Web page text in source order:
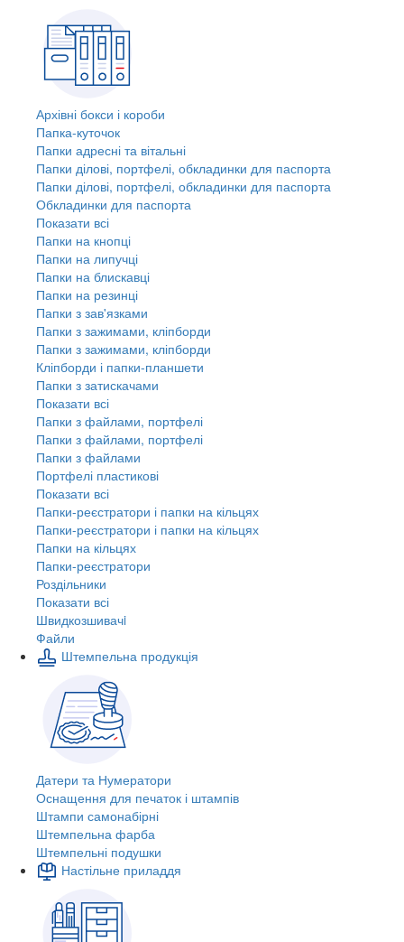
Архівні бокси і короби
Папка-куточок
Папки адресні та вітальні
Папки ділові, портфелі, обкладинки для паспорта
Папки ділові, портфелі, обкладинки для паспорта
Обкладинки для паспорта
Показати всі
Папки на кнопці
Папки на липучці
Папки на блискавці
Папки на резинці
Папки з зав'язками
Папки з зажимами, кліпборди
Папки з зажимами, кліпборди
Кліпборди і папки-планшети
Папки з затискачами
Показати всі
Папки з файлами, портфелі
Папки з файлами, портфелі
Папки з файлами
Портфелі пластикові
Показати всі
Папки-реєстратори і папки на кільцях
Папки-реєстратори і папки на кільцях
Папки на кільцях
Папки-реєстратори
Роздільники
Показати всі
Швидкозшивачi
Файли
Штемпельна продукція
Датери та Нумератори
Оснащення для печаток і штампів
Штампи самонабірні
Штемпельна фарба
Штемпельні подушки
Настільне приладдя